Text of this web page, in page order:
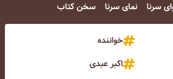
سرنا نمای سرنا سخن کتاب
خواننده
اکبر عبدی